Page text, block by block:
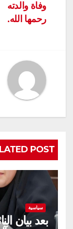
وفاة والدته
رحمها الله.
POST
سياسية
بعد بيان